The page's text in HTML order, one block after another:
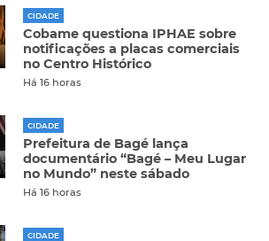
CIDADE
Cobame questiona IPHAE sobre
notificações a placas comerciais
no Centro Histórico
Há 16 horas
CIDADE
Prefeitura de Bagé lança
documentário “Bagé – Meu Lugar
no Mundo” neste sábado
Há 16 horas
CIDADE